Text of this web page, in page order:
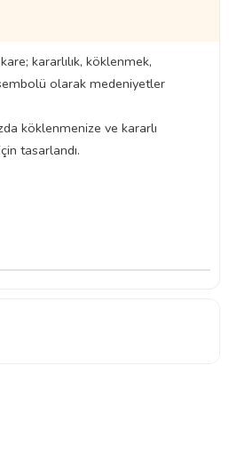
kararlılık, köklenmek,
olarak medeniyetler
köklenmenize ve kararlı
tasarlandı.